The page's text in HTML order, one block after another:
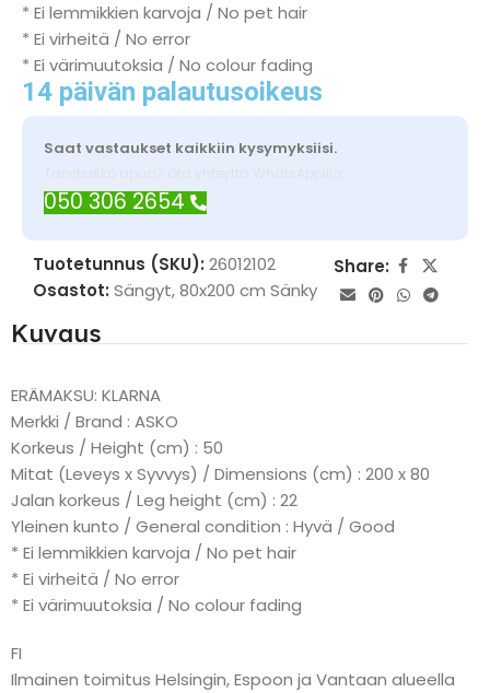
* Ei lemmikkien karvoja / No pet hair
* Ei virheitä / No error
* Ei värimuutoksia / No colour fading
14 päivän palautusoikeus
Saat vastaukset kaikkiin kysymyksiisi.
Tarvitsetko apua? Ota yhteyttä WhatsAppilla
050 306 2654
Tuotetunnus (SKU): 26012102
Osastot: Sängyt,80x200 cm Sänky
Share:
Kuvaus
ERÄMAKSU: KLARNA
Merkki / Brand : ASKO
Korkeus / Height (cm) : 50
Mitat (Leveys x Syvvys) / Dimensions (cm) : 200 x 80
Jalan korkeus / Leg height (cm) : 22
Yleinen kunto / General condition : Hyvä / Good
* Ei lemmikkien karvoja / No pet hair
* Ei virheitä / No error
* Ei värimuutoksia / No colour fading
FI
Ilmainen toimitus Helsingin, Espoon ja Vantaan alueella